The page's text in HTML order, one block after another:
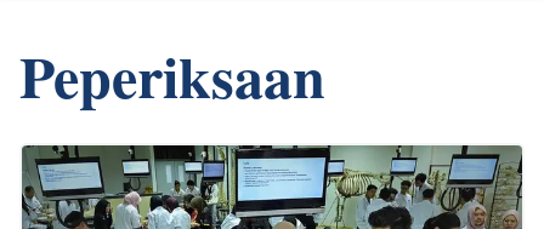
Peperiksaan